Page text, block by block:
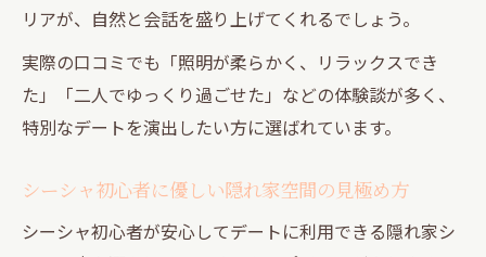
落ち着いたシーシャ空間で大人デートを満
シーシャデートでリラックスした雰囲気を
演出
シーシャ店選びで知っておきたい大人のポ
イント
リアが、自然と会話を盛り上げてくれるでしょう。
実際の口コミでも「照明が柔らかく、リラックスでき
た」「二人でゆっくり過ごせた」などの体験談が多く、
特別なデートを演出したい方に選ばれています。
シーシャ初心者に優しい隠れ家空間の見極め方
シーシャ初心者が安心してデートに利用できる隠れ家シ